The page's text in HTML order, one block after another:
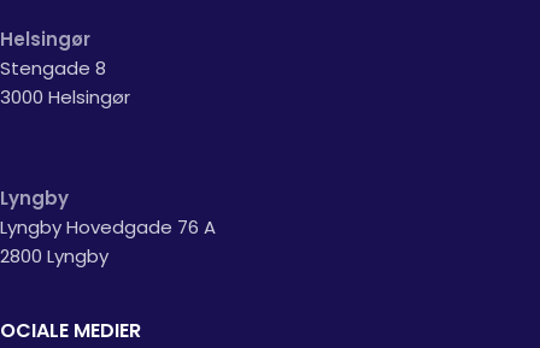
Helsingør
Stengade 8
3000 Helsingør
Lyngby
Lyngby Hovedgade 76 A
2800 Lyngby
MEDIER